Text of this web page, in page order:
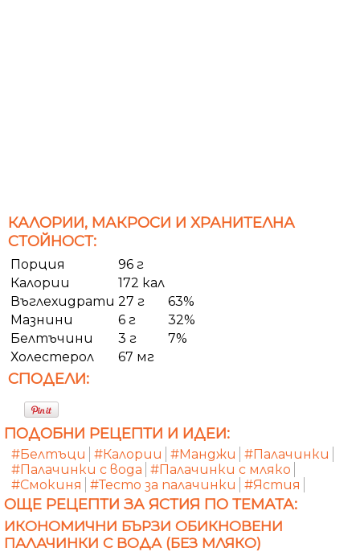
КАЛОРИИ, МАКРОСИ И ХРАНИТЕЛНА
СТОЙНОСТ:
Порция
96 г
Калории
172 кал
Въглехидрати 27 г
63%
Мазнини
6 г
32%
Белтъчини
3 г
7%
Холестерол
67 мг
СПОДЕЛИ:
ПОДОБНИ РЕЦЕПТИ И ИДЕИ:
#Белтъци #Калории #Манджи
#Палачинки
#Палачинки с вода #Палачинки с мляко
#Смокиня
#Тесто за палачинки #Ястия
ОЩЕ РЕЦЕПТИ ЗА ЯСТИЯ ПО ТЕМАТА:
ИКОНОМИЧНИ БЪРЗИ ОБИКНОВЕНИ
ПАЛАЧИНКИ С ВОДА (БЕЗ МЛЯКО)